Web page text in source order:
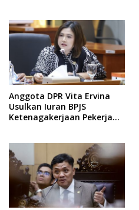
Anggota DPR Vita Ervina
Usulkan Iuran BPJS
Ketenagakerjaan Pekerja